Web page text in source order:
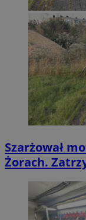
Szarżował
Żorach.